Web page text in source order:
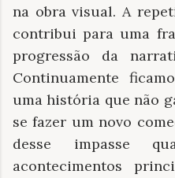
na obra visual. A
contribui para uma
progressão da
Continuamente
uma história que não
se fazer um novo
desse impasse
acontecimentos